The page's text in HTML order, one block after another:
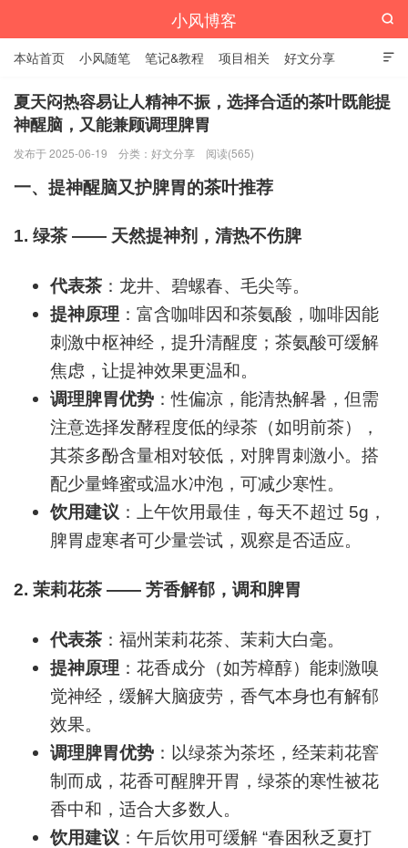
小风博客

本站首页 小风随笔 笔记&教程 项目相关 好文分享
栏目汇总

夏天闷热容易让人精神不振，选择合适的茶叶既能提
神醒脑，又能兼顾调理脾胃
发布于 2025-06-19 分类： 好文分享 阅读(565)
一、提神醒脑又护脾胃的茶叶推荐
1. 绿茶 —— 天然提神剂，清热不伤脾
代表茶 ：龙井、碧螺春、毛尖等。
提神原理 ：富含咖啡因和茶氨酸，咖啡因能
刺激中枢神经，提升清醒度；茶氨酸可缓解
焦虑，让提神效果更温和。
调理脾胃优势 ：性偏凉，能清热解暑，但需
注意选择发酵程度低的绿茶（如明前茶），
其茶多酚含量相对较低，对脾胃刺激小。搭
配少量蜂蜜或温水冲泡，可减少寒性。
饮用建议 ：上午饮用最佳，每天不超过 5g，
脾胃虚寒者可少量尝试，观察是否适应。
2. 茉莉花茶 —— 芳香解郁，调和脾胃
代表茶 ：福州茉莉花茶、茉莉大白毫。
提神原理 ：花香成分（如芳樟醇）能刺激嗅
觉神经，缓解大脑疲劳，香气本身也有解郁
效果。
调理脾胃优势 ：以绿茶为茶坯，经茉莉花窨
制而成，花香可醒脾开胃，绿茶的寒性被花
香中和，适合大多数人。
饮用建议 ：午后饮用可缓解 “春困秋乏夏打